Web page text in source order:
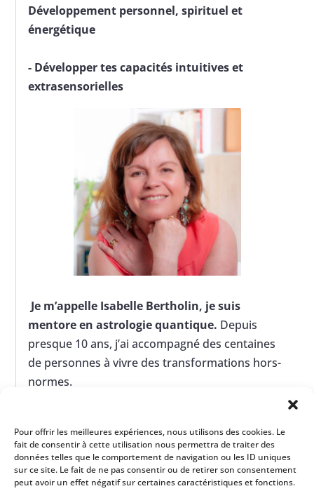
Pour offrir les meilleures expériences, nous utilisons des cookies. Le
fait de consentir à cette utilisation nous permettra de traiter des
données telles que le comportement de navigation ou les ID uniques
sur ce site. Le fait de ne pas consentir ou de retirer son consentement
peut avoir un effet négatif sur certaines caractéristiques et fonctions.
Développement personnel, spirituel et
énergétique
- Développer tes capacités intuitives et
extrasensorielles
Je m’appelle Isabelle Bertholin, je suis
mentore en astrologie quantique. Depuis
presque 10 ans, j’ai accompagné des centaines
de personnes à vivre des transformations hors-
normes.